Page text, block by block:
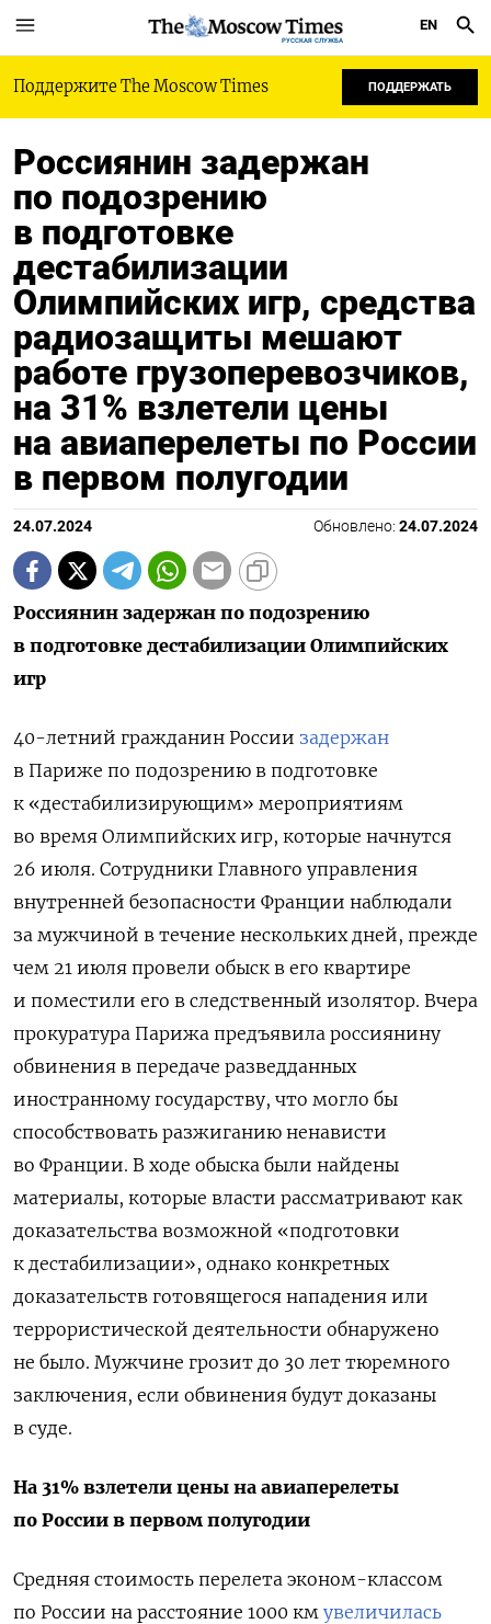
РУССКАЯ СЛУЖБА
EN
Поддержите The Moscow Times ПОДДЕРЖАТЬ
Россиянин задержан
по подозрению
в подготовке
дестабилизации
Олимпийских игр, средства
радиозащиты мешают
работе грузоперевозчиков,
на 31% взлетели цены
на авиаперелеты по России
в первом полугодии
24.07.2024 Обновлено: 24.07.2024
Россиянин задержан по подозрению
в подготовке дестабилизации Олимпийских
игр
40-летний гражданин России задержан
в Париже по подозрению в подготовке
к «дестабилизирующим» мероприятиям
во время Олимпийских игр, которые начнутся
26 июля. Сотрудники Главного управления
внутренней безопасности Франции наблюдали
за мужчиной в течение нескольких дней, прежде
чем 21 июля провели обыск в его квартире
и поместили его в следственный изолятор. Вчера
прокуратура Парижа предъявила россиянину
обвинения в передаче разведданных
иностранному государству, что могло бы
способствовать разжиганию ненависти
во Франции. В ходе обыска были найдены
материалы, которые власти рассматривают как
доказательства возможной «подготовки
к дестабилизации», однако конкретных
доказательств готовящегося нападения или
террористической деятельности обнаружено
не было. Мужчине грозит до 30 лет тюремного
заключения, если обвинения будут доказаны
в суде.
На 31% взлетели цены на авиаперелеты
по России в первом полугодии
Средняя стоимость перелета эконом-классом
по России на расстояние 1000 км увеличилась